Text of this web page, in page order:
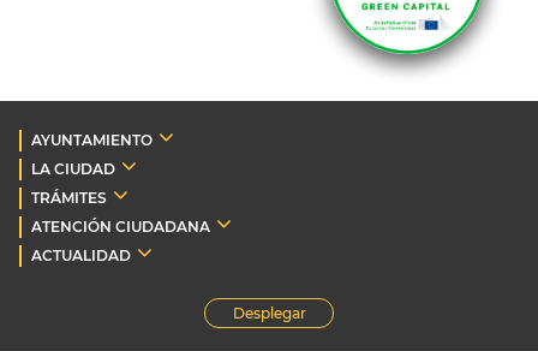
AYUNTAMIENTO
LA CIUDAD
TRÁMITES
ATENCIÓN CIUDADANA
ACTUALIDAD
Desplegar